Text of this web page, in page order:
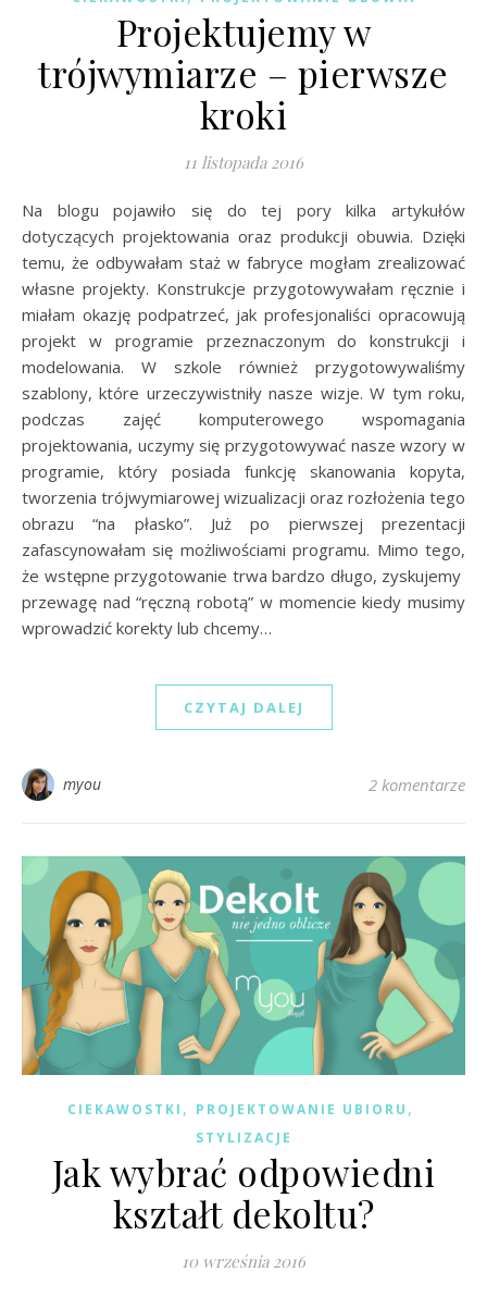
Projektujemy w
trójwymiarze – pierwsze
kroki
11 listopada 2016
Na blogu pojawiło się do tej pory kilka artykułów
dotyczących projektowania oraz produkcji obuwia. Dzięki
temu, że odbywałam staż w fabryce mogłam zrealizować
własne projekty. Konstrukcje przygotowywałam ręcznie i
miałam okazję podpatrzeć, jak profesjonaliści opracowują
projekt w programie przeznaczonym do konstrukcji i
modelowania. W szkole również przygotowywaliśmy
szablony, które urzeczywistniły nasze wizje. W tym roku,
podczas zajęć komputerowego wspomagania
projektowania, uczymy się przygotowywać nasze wzory w
programie, który posiada funkcję skanowania kopyta,
tworzenia trójwymiarowej wizualizacji oraz rozłożenia tego
obrazu “na płasko”. Już po pierwszej prezentacji
zafascynowałam się możliwościami programu. Mimo tego,
że wstępne przygotowanie trwa bardzo długo, zyskujemy
przewagę nad “ręczną robotą” w momencie kiedy musimy
wprowadzić korekty lub chcemy…
CZYTAJ DALEJ
myou 2 komentarze
CIEKAWOSTKI , PROJEKTOWANIE UBIORU ,
STYLIZACJE
Jak wybrać odpowiedni
kształt dekoltu?
10 września 2016